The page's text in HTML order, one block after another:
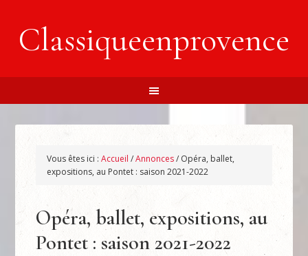
Classiqueenprovence
Vous êtes ici :Accueil /Annonces/ Opéra, ballet,
expositions, au Pontet : saison 2021-2022
Opéra, ballet, expositions, au
Pontet : saison 2021-2022